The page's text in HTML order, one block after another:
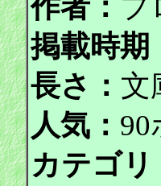
作者： プ
掲載時期
長さ： 文
人気： 90
カテゴリ